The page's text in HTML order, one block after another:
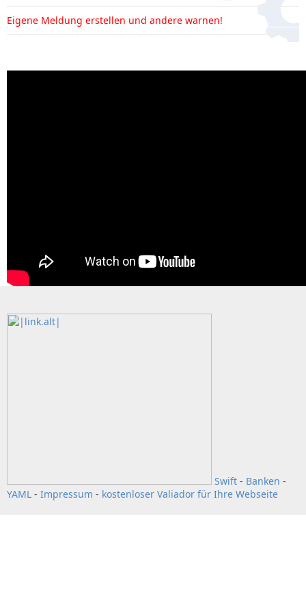
Eigene Meldung erstellen und andere warnen!
Swift - Banken -
YAML - Impressum - kostenloser Valiador für Ihre Webseite